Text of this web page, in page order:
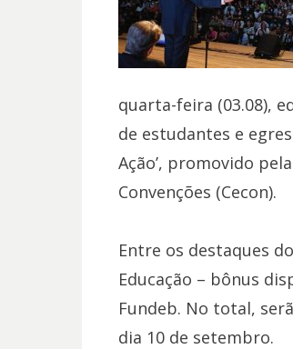
quarta-feira (03.08),
de estudantes e
Ação’, promovido
Convenções (Cecon).
Entre os destaques
Educação – bônus
Fundeb. No total,
dia 10 de setembro.